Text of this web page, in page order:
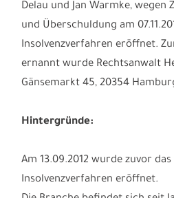
Gesellschaft mbH, Vorsetzen
diese vertreten durch die
Delau und Jan Warmke, wegen
und Überschuldung am
Insolvenzverfahren eröffnet.
Gänsemarkt 45, 20354
Hintergründe: